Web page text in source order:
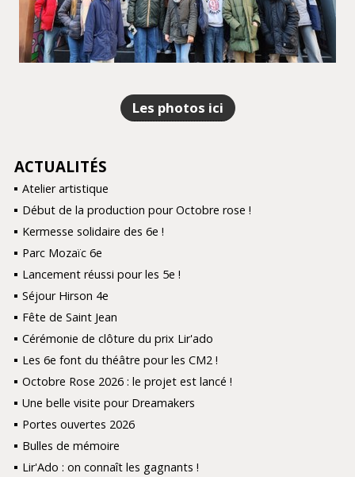
Les photos ici
NAVIGATION
ACTUALITÉS
Atelier artistique
Début de la production pour Octobre rose !
Kermesse solidaire des 6e !
Parc Mozaïc 6e
Lancement réussi pour les 5e !
Séjour Hirson 4e
Fête de Saint Jean
Cérémonie de clôture du prix Lir'ado
Les 6e font du théâtre pour les CM2 !
Octobre Rose 2026 : le projet est lancé !
Une belle visite pour Dreamakers
Portes ouvertes 2026
Bulles de mémoire
Lir'Ado : on connaît les gagnants !